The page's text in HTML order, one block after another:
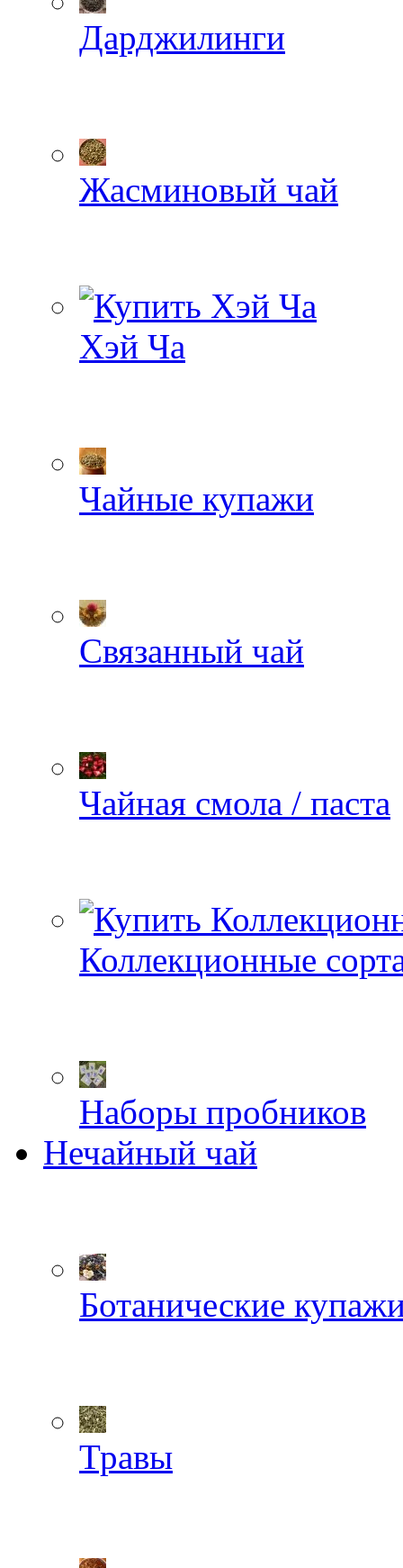
Дарджилинги
Жасминовый чай
Хэй Ча
Чайные купажи
Связанный чай
Чайная смола / паста
Коллекционные
Наборы пробников
Нечайный чай
Ботанические
Травы